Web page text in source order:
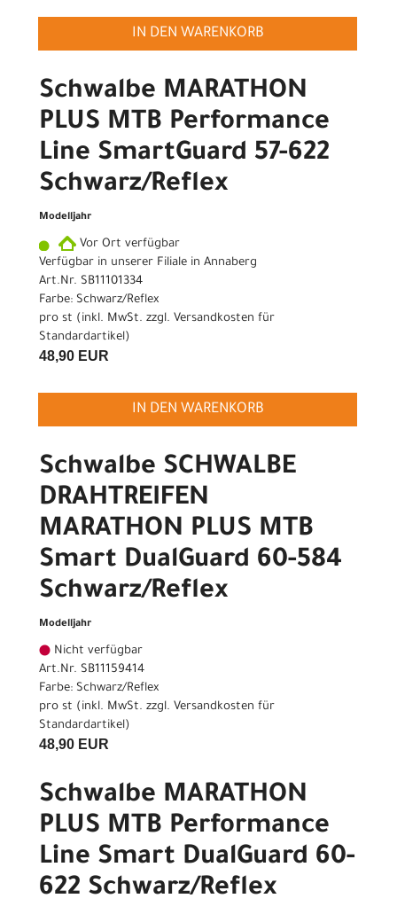
IN DEN WARENKORB
Schwalbe MARATHON
PLUS MTB Performance
Line SmartGuard 57-622
Schwarz/Reflex
Modelljahr
Vor Ort verfügbar
Verfügbar in unserer Filiale in Annaberg
Art.Nr. SB11101334
Farbe: Schwarz/Reflex
pro st (inkl. MwSt. zzgl. Versandkosten für
Standardartikel)
48,90 EUR
IN DEN WARENKORB
Schwalbe SCHWALBE
DRAHTREIFEN
MARATHON PLUS MTB
Smart DualGuard 60-584
Schwarz/Reflex
Modelljahr
Nicht verfügbar
Art.Nr. SB11159414
Farbe: Schwarz/Reflex
pro st (inkl. MwSt. zzgl. Versandkosten für
Standardartikel)
48,90 EUR
Schwalbe MARATHON
PLUS MTB Performance
Line Smart DualGuard 60-
622 Schwarz/Reflex